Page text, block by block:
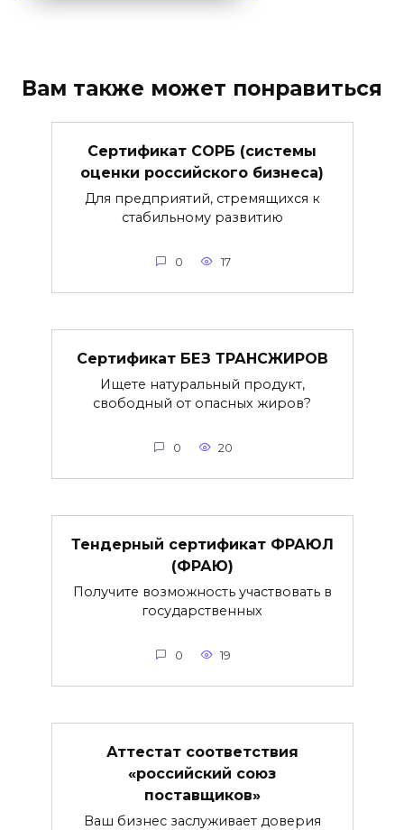
Вам также может понравиться
Сертификат СОРБ (системы
оценки российского бизнеса)
Для предприятий, стремящихся к
стабильному развитию
0 17
Сертификат БЕЗ ТРАНСЖИРОВ
Ищете натуральный продукт,
свободный от опасных жиров?
0 20
Тендерный сертификат ФРАЮЛ
(ФРАЮ)
Получите возможность участвовать в
государственных
0 19
Аттестат соответствия
«российский союз
поставщиков»
Ваш бизнес заслуживает доверия